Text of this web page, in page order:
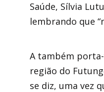
Saúde, Sílvia
lembrando que
A também
região do
se diz, uma vez